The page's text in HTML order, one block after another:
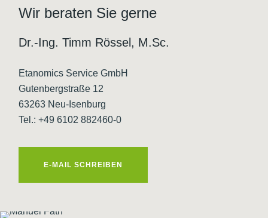
Wir beraten Sie gerne
Dr.-Ing. Timm Rössel, M.Sc.
Etanomics Service GmbH
Gutenbergstraße 12
63263 Neu-Isenburg
Tel.: +49 6102 882460-0
E-MAIL SCHREIBEN